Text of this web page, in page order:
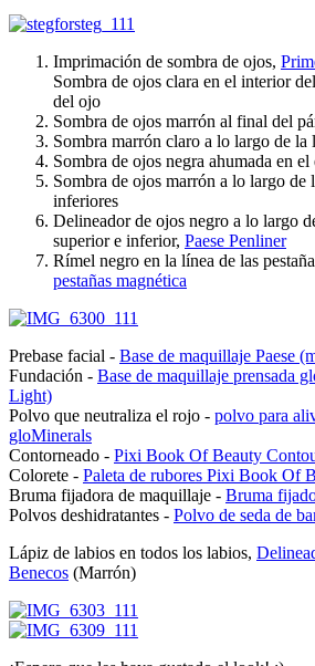
Imprimación de sombra de ojos,
Sombra de ojos clara en el interior
del ojo
Sombra de ojos marrón al final del
Sombra marrón claro a lo largo de la
Sombra de ojos negra ahumada en
Sombra de ojos marrón a lo largo de
inferiores
Delineador de ojos negro a lo largo
superior e inferior, Paese Penliner
Rímel negro en la línea de las
pestañas magnética
Prebase facial - Base de maquillaje Paese
Fundación - Base de maquillaje prensada
Light)
Polvo que neutraliza el rojo - polvo para
gloMinerals
Contorneado - Pixi Book Of Beauty
Colorete - Paleta de rubores Pixi Book Of
Bruma fijadora de maquillaje - Bruma
Polvos deshidratantes - Polvo de seda de
Lápiz de labios en todos los labios,
Benecos (Marrón)